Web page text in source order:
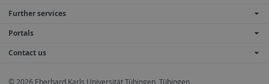
Further services
Portals
Contact us
© 2026 Eberhard Karls Universität Tübingen, Tübingen